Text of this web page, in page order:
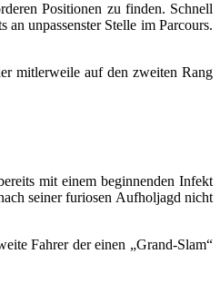
Positionen zu finden. Schnell
unpassenster Stelle im Parcours.
mitlerweile auf den zweiten Rang
mit einem beginnenden Infekt
seiner furiosen Aufholjagd nicht
Fahrer der einen „Grand-Slam“